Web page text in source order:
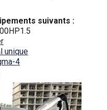
suivants :
unique
4